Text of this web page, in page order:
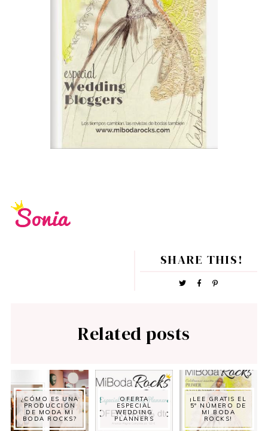
SHARE THIS!
Related posts
¿CÓMO ES UNA
PRODUCCIÓN
DE MODA MI
BODA ROCKS?
OFERTA
ESPECIAL
WEDDING
PLANNERS
¡LEE GRATIS EL
5º NÚMERO DE
MI BODA
ROCKS!